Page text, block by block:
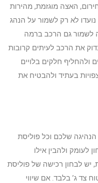
האצה מוגזמת, מהירות
נועדו לא רק לשמור על הנהג
לשמור גם הרכב ברמה
את הרכב לעיתים קרובות
ולהחליף חלקים בלויים
בעתיד ולהבטיח את
הנהיגה שלכם וכל פוליסת
לעומק ולהבין אילו
יש לבחון רכישה של פוליסת
צד ג’ בלבד. אם שיווי